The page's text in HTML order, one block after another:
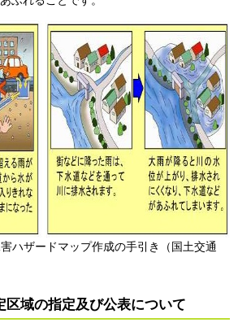
ードマップ作成の手引き（国土交通
区域の指定及び公表について